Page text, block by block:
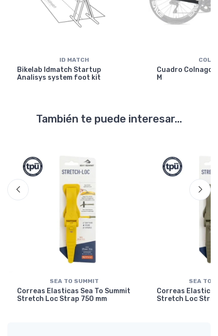
ID MATCH
Bikelab Idmatch Startup
Analisys system foot kit
Cuadro Colnago
M
También te puede interesar...
SEA TO SUMMIT
Correas Elasticas Sea To Summit
Stretch Loc Strap 750 mm
SEA TO
Correas
Stretch Loc